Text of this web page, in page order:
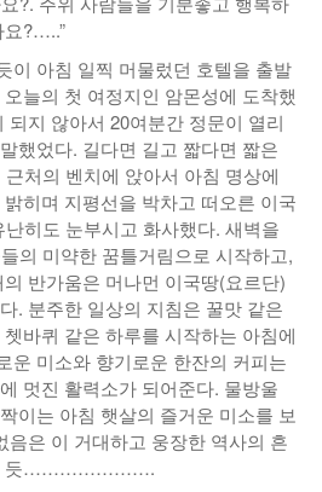
요?…..”
이 아침 일찍 머물렀던 호텔을 출발
늘의 첫 여정지인 암몬성에 도착했
되지 않아서 20여분간 정문이 열리
했었다. 길다면 길고 짧다면 짧은
처의 벤치에 앉아서 아침 명상에
히며 지평선을 박차고 떠오른 이국
히도 눈부시고 화사했다. 새벽을
의 미약한 꿈틀거림으로 시작하고,
반가움은 머나먼 이국땅(요르단)
. 분주한 일상의 지침은 꿀맛 같은
바퀴 같은 하루를 시작하는 아침에
운 미소와 향기로운 한잔의 커피는
멋진 활력소가 되어준다. 물방울
이는 아침 햇살의 즐거운 미소를 보
음은 이 거대하고 웅장한 역사의 흔
일 듯………………….